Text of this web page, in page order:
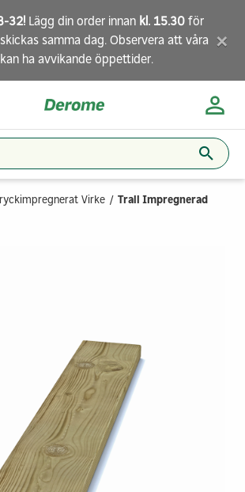
32! Lägg din order innan kl. 15.30 för
samma dag. Observera att våra
ha avvikande öppettider. ×
Virke Trall Impregnerad